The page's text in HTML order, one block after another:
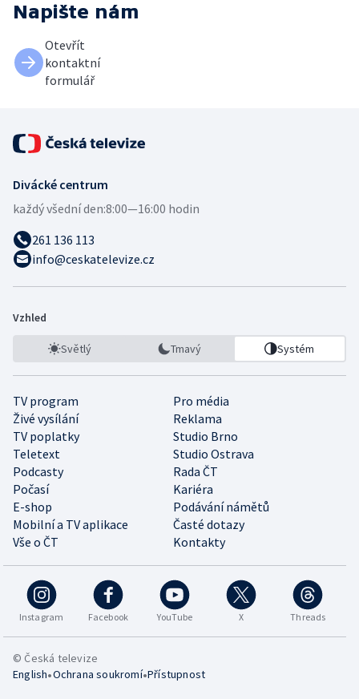
Napište nám
Otevřít
kontaktní
formulář
Divácké centrum
každý všední den:8:00—16:00 hodin
261 136 113
info@ceskatelevize.cz
Vzhled
Světlý Tmavý Systém
TV program
Pro média
Živé vysílání
Reklama
TV poplatky
Studio Brno
Teletext
Studio Ostrava
Podcasty
Rada ČT
Počasí
Kariéra
E-shop
Podávání námětů
Mobilní a TV aplikace
Časté dotazy
Vše o ČT
Kontakty
Instagram Facebook YouTube X Threads
© Česká televize
English•Ochrana soukromí•Přístupnost